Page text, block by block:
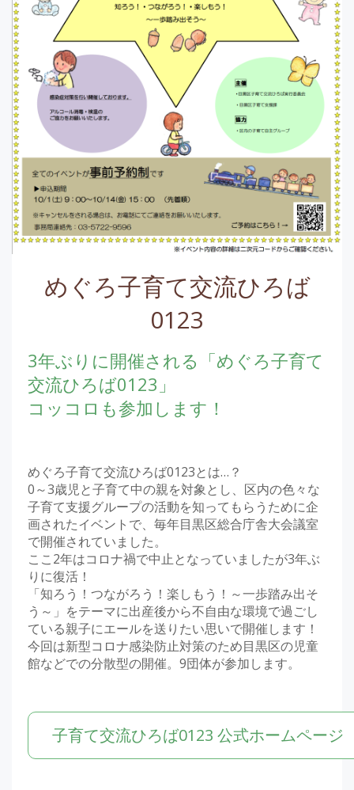
めぐろ子育て交流ひろば
0123
3年ぶりに開催される「めぐろ子育て
交流ひろば0123」
コッコロも参加します！
めぐろ子育て交流ひろば0123とは…？
0～3歳児と子育て中の親を対象とし、区内の色々な
子育て支援グループの活動を知ってもらうために企
画されたイベントで、毎年目黒区総合庁舎大会議室
で開催されていました。
ここ2年はコロナ禍で中止となっていましたが3年ぶ
りに復活！
「知ろう！つながろう！楽しもう！～一歩踏み出そ
う～」をテーマに出産後から不自由な環境で過ごし
ている親子にエールを送りたい思いで開催します！
今回は新型コロナ感染防止対策のため目黒区の児童
館などでの分散型の開催。9団体が参加します。
子育て交流ひろば0123 公式ホームページ